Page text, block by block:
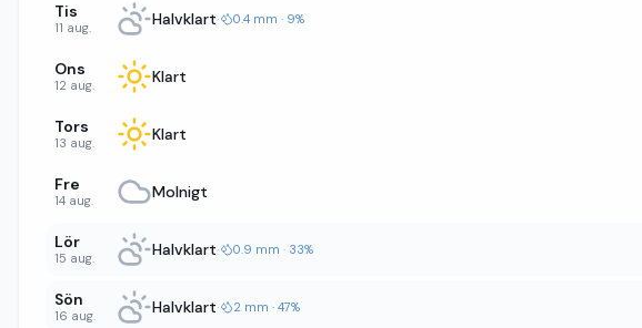
Tis
11 aug. Halvklart· 0.4 mm · 9%
Ons
12 aug. Klart
Tors
13 aug. Klart
Fre
14 aug. Molnigt
Lör
15 aug. Halvklart· 0.9 mm · 33%
Sön
16 aug. Halvklart· 2 mm · 47%